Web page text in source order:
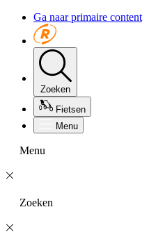
Ga naar primaire content
Zoeken
Fietsen
Menu
Menu
Zoeken